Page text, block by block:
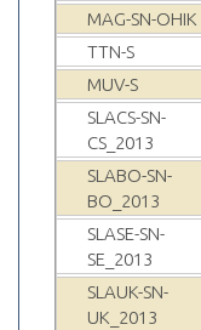
MAG-SN-OHIK
TTN-S
MUV-S
SLACS-SN-
CS_2013
SLABO-SN-
BO_2013
SLASE-SN-
SE_2013
SLAUK-SN-
UK_2013